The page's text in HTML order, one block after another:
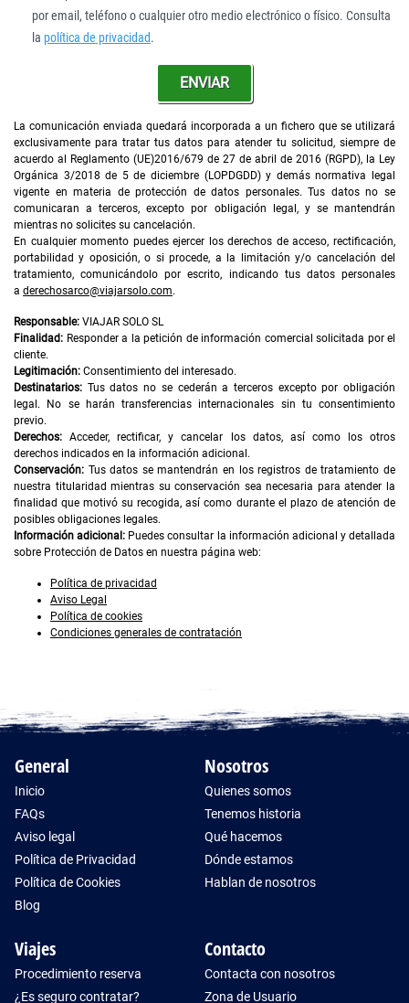
por email, teléfono o cualquier otro medio electrónico o físico. Consulta
la política de privacidad.
ENVIAR
La comunicación enviada quedará incorporada a un fichero que se utilizará
exclusivamente para tratar tus datos para atender tu solicitud, siempre de
acuerdo al Reglamento (UE)2016/679 de 27 de abril de 2016 (RGPD), la Ley
Orgánica 3/2018 de 5 de diciembre (LOPDGDD) y demás normativa legal
vigente en materia de protección de datos personales. Tus datos no se
comunicaran a terceros, excepto por obligación legal, y se mantendrán
mientras no solicites su cancelación.
En cualquier momento puedes ejercer los derechos de acceso, rectificación,
portabilidad y oposición, o si procede, a la limitación y/o cancelación del
tratamiento, comunicándolo por escrito, indicando tus datos personales
a derechosarco@viajarsolo.com.
Responsable: VIAJAR SOLO SL
Finalidad: Responder a la petición de información comercial solicitada por el
cliente.
Legitimación: Consentimiento del interesado.
Destinatarios: Tus datos no se cederán a terceros excepto por obligación
legal. No se harán transferencias internacionales sin tu consentimiento
previo.
Derechos: Acceder, rectificar, y cancelar los datos, así como los otros
derechos indicados en la información adicional.
Conservación: Tus datos se mantendrán en los registros de tratamiento de
nuestra titularidad mientras su conservación sea necesaria para atender la
finalidad que motivó su recogida, así como durante el plazo de atención de
posibles obligaciones legales.
Información adicional: Puedes consultar la información adicional y detallada
sobre Protección de Datos en nuestra página web:
Política de privacidad
Aviso Legal
Política de cookies
Condiciones generales de contratación
General
Inicio
FAQs
Aviso legal
Política de Privacidad
Política de Cookies
Blog
Nosotros
Quienes somos
Tenemos historia
Qué hacemos
Dónde estamos
Hablan de nosotros
Viajes
Procedimiento reserva
¿Es seguro contratar?
Contacto
Contacta con nosotros
Zona de Usuario